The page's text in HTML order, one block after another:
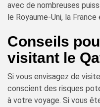
avec de nombreuses
le Royaume-Uni, la
Conseils
visitant le
Si vous envisagez de
conscient des risques
à votre voyage. Si vous